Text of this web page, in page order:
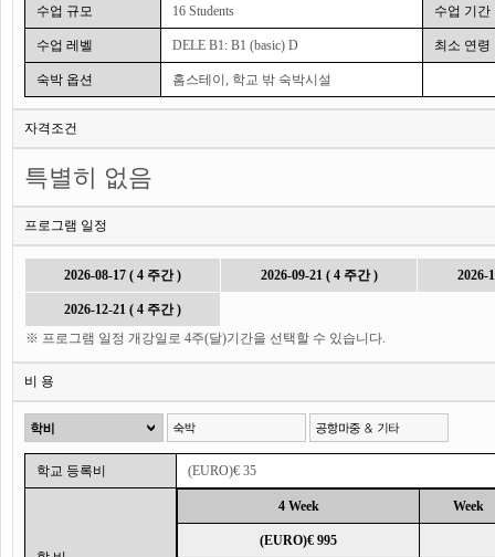
수업 규모 16 Students 수업 기간
수업 레벨 DELE B1: B1 (basic) D 최소 연령
숙박 옵션 홈스테이, 학교 밖 숙박시설
자격조건
특별히 없음
프로그램 일정
2026-08-17 ( 4 주간 ) 2026-09-21 ( 4 주간 ) 2026-
2026-12-21 ( 4 주간 )
※ 프로그램 일정 개강일로 4주(달)기간을 선택할 수 있습니다.
비 용
학교 등록비 (EURO)€ 35
4 Week Week
(EURO)€ 995